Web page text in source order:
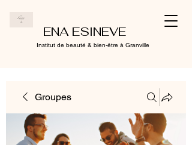
ENA ESINEVE
Institut de beauté & bien-être à Granville
Groupes